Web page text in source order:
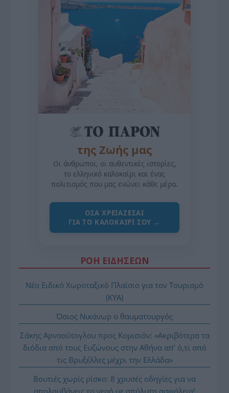
της Ζωής μας
Οι άνθρωποι, οι αυθεντικές ιστορίες,
το ελληνικό καλοκαίρι και ένας
πολιτισμός που μας ενώνει κάθε μέρα.
ΌΣΑ ΧΡΕΙΆΖΕΣΑΙ
ΓΙΑ ΤΟ ΚΑΛΟΚΑΊΡΙ ΣΟΥ →
ΡΟΗ ΕΙΔΗΣΕΩΝ
Νέο Ειδικό Χωροταξικό Πλαίσιο για τον Τουρισμό
(ΚΥΑ)
Όσιος Νικάνωρ ο θαυματουργός
Σάκης Αρναούτογλου προς Κομισιόν: «Ακριβότερα τα
διόδια από τους Ευζώνους στην Αθήνα απ’ ό,τι από
τις Βρυξέλλες μέχρι την Ελλάδα»
Βουτιές χωρίς ρίσκο: 8 χρυσές οδηγίες για να